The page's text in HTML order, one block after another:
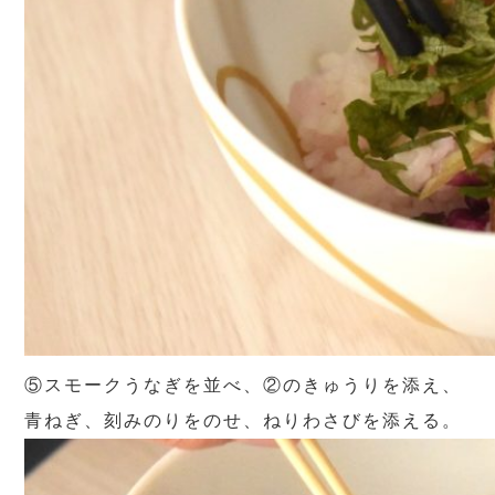
⑤スモークうなぎを並べ、②のきゅうりを添え、
青ねぎ、刻みのりをのせ、ねりわさびを添える。